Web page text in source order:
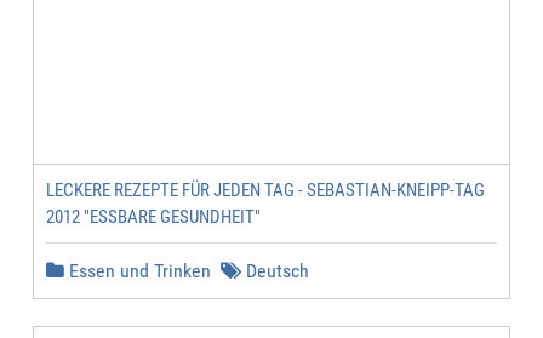
LECKERE REZEPTE FÜR JEDEN TAG - SEBASTIAN-KNEIPP-TAG
2012 "ESSBARE GESUNDHEIT"
Essen und Trinken Deutsch